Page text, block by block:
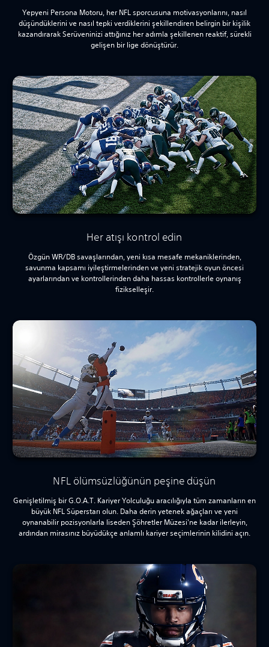
Yepyeni Persona Motoru, her NFL sporcusuna motivasyonlarını, nasıl
düşündüklerini ve nasıl tepki verdiklerini şekillendiren belirgin bir kişilik
kazandırarak Serüveninizi attığınız her adımla şekillenen reaktif, sürekli
gelişen bir lige dönüştürür.
Her atışı kontrol edin
Özgün WR/DB savaşlarından, yeni kısa mesafe mekaniklerinden,
savunma kapsamı iyileştirmelerinden ve yeni stratejik oyun öncesi
ayarlarından ve kontrollerinden daha hassas kontrollerle oynanış
fizikselleşir.
NFL ölümsüzlüğünün peşine düşün
Genişletilmiş bir G.O.A.T. Kariyer Yolculuğu aracılığıyla tüm zamanların en
büyük NFL Süperstarı olun. Daha derin yetenek ağaçları ve yeni
oynanabilir pozisyonlarla liseden Şöhretler Müzesi'ne kadar ilerleyin,
ardından mirasınız büyüdükçe anlamlı kariyer seçimlerinin kilidini açın.